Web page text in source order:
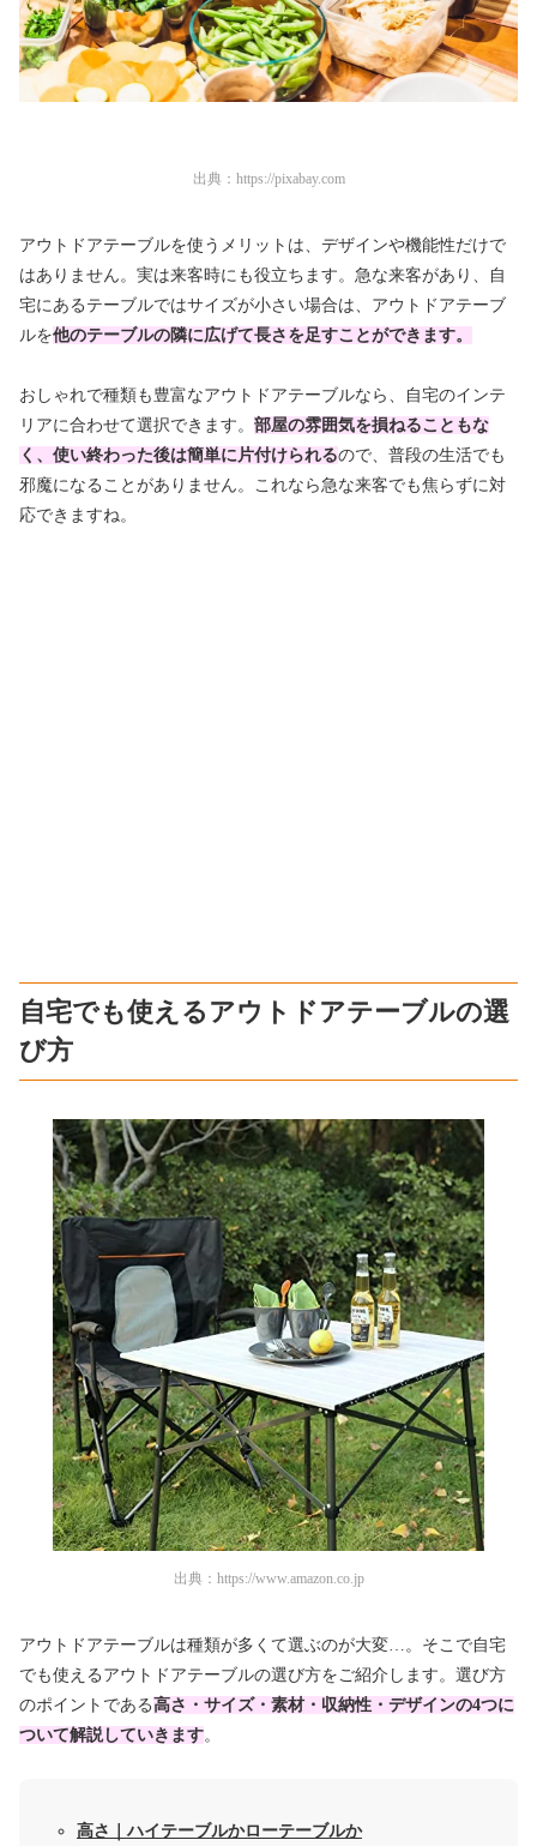
出典： https://pixabay.com
アウトドアテーブルを使うメリットは、デザインや機能性だけで
はありません。実は来客時にも役立ちます。急な来客があり、自
宅にあるテーブルではサイズが小さい場合は、アウトドアテーブ
ルを他のテーブルの隣に広げて長さを足すことができます。
おしゃれで種類も豊富なアウトドアテーブルなら、自宅のインテ
リアに合わせて選択できます。 部屋の雰囲気を損ねることもな
く、使い終わった後は簡単に片付けられるので、普段の生活でも
邪魔になることがありません。これなら急な来客でも焦らずに対
応できますね。
自宅でも使えるアウトドアテーブルの選
び方
出典： https://www.amazon.co.jp
アウトドアテーブルは種類が多くて選ぶのが大変…。そこで自宅
でも使えるアウトドアテーブルの選び方をご紹介します。選び方
のポイントである高さ・サイズ・素材・収納性・デザインの4つに
ついて解説していきます。
高さ｜ハイテーブルかローテーブルか